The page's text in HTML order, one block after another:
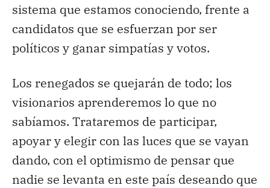
sistema que estamos conociendo, frente a
candidatos que se esfuerzan por ser
políticos y ganar simpatías y votos.
Los renegados se quejarán de todo; los
visionarios aprenderemos lo que no
sabíamos. Trataremos de participar,
apoyar y elegir con las luces que se vayan
dando, con el optimismo de pensar que
nadie se levanta en este país deseando que